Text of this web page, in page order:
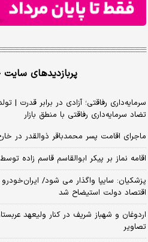
پربازدیدهای
سرمایه‌داری رفاقتی؛ آزادی در برابر قدرت |
تضاد سرمایه‌داری رفاقتی با منطق بازار
ماجرای اقامت پسر محمدباقر ذوالقدر در
اقامه نماز بر پیکر ابوالقاسم قاسم زاده
پزشکیان: سایپا واگذار می شود/ ایران‌خودرو
اقتصاد دولت استیضاح شد
اردوغان و شهباز شریف در کنار ولیعهد
تصاویر